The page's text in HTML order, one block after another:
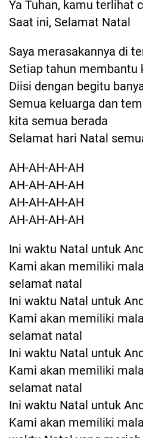
Ya Tuhan, kamu terlihat
Saat ini, Selamat Natal
Saya merasakannya di
Setiap tahun membantu
Diisi dengan begitu
Semua keluarga dan
kita semua berada
Selamat hari Natal
AH-AH-AH-AH
AH-AH-AH-AH
AH-AH-AH-AH
AH-AH-AH-AH
Ini waktu Natal untuk
Kami akan memiliki
selamat natal
Ini waktu Natal untuk
Kami akan memiliki
selamat natal
Ini waktu Natal untuk
Kami akan memiliki
selamat natal
Ini waktu Natal untuk
Kami akan memiliki